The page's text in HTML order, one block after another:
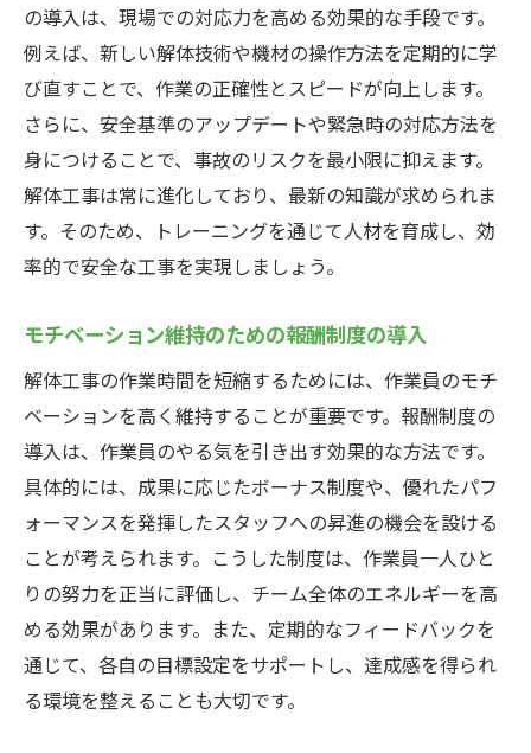
の導入は、現場での対応力を高める効果的な手段です。
例えば、新しい解体技術や機材の操作方法を定期的に学
び直すことで、作業の正確性とスピードが向上します。
さらに、安全基準のアップデートや緊急時の対応方法を
身につけることで、事故のリスクを最小限に抑えます。
解体工事は常に進化しており、最新の知識が求められま
す。そのため、トレーニングを通じて人材を育成し、効
率的で安全な工事を実現しましょう。
モチベーション維持のための報酬制度の導入
解体工事の作業時間を短縮するためには、作業員のモチ
ベーションを高く維持することが重要です。報酬制度の
導入は、作業員のやる気を引き出す効果的な方法です。
具体的には、成果に応じたボーナス制度や、優れたパフ
ォーマンスを発揮したスタッフへの昇進の機会を設ける
ことが考えられます。こうした制度は、作業員一人ひと
りの努力を正当に評価し、チーム全体のエネルギーを高
める効果があります。また、定期的なフィードバックを
通じて、各自の目標設定をサポートし、達成感を得られ
る環境を整えることも大切です。